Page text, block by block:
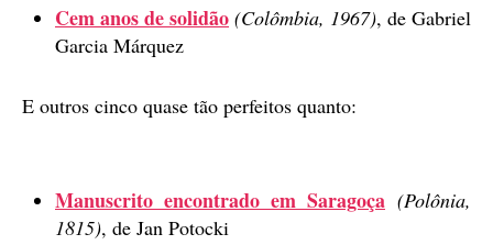
Cem anos de solidão (Colômbia, 1967), de Gabriel
Garcia Márquez
E outros cinco quase tão perfeitos quanto:
Manuscrito encontrado em Saragoça (Polônia,
1815), de Jan Potocki